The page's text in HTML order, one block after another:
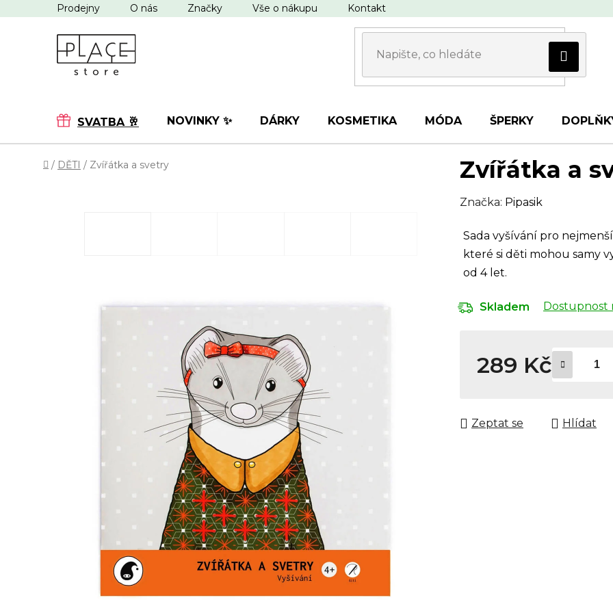
na
Prodejny O nás Značky Vše o nákupu Kontakt
SVATBA 🥂 NOVINKY ✨ DÁRKY KOSMETIKA MÓDA ŠPERKY
Domů
/ DĚTI / Zvířátka a svetry Zvířátka a
Značka: Pipasik
Sada vyšívání pro
které si děti mohou samy
od 4 let.
Skladem Dostupnost
289 Kč
Zeptat se Hlídat